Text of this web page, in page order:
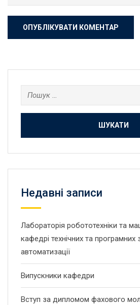
Пошук:
Недавні записи
Лабораторія робототехніки та
кафедрі технічних та програмних
автоматизації
Випускники кафедри
Вступ за дипломом фахового